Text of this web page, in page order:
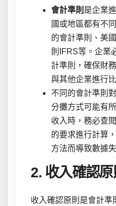
會計準則 是企業
國或地區都有不
的會計準則、美
則IFRS等。企業
計準則，確保財
與其他企業進行
不同的會計準則
分攤方式可能有
收入時，務必查
的要求進行計算
方法而導致數據
2. 收入確認原
收入確認原則是會計準